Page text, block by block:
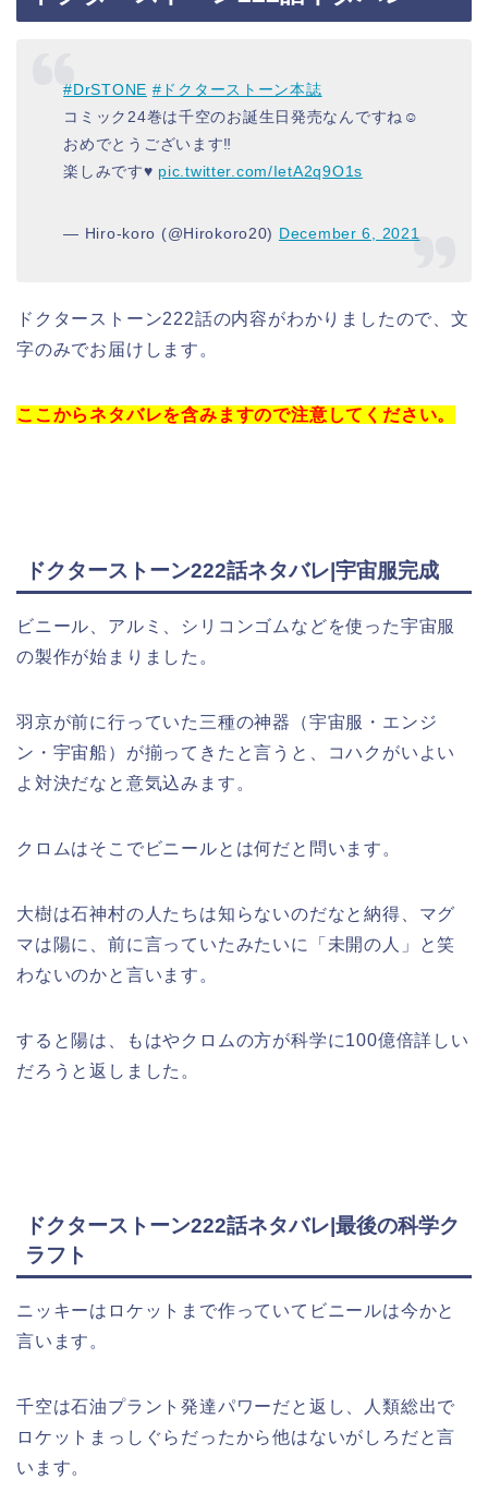
#DrSTONE #ドクターストーン本誌
コミック24巻は千空のお誕生日発売なんですね☺️
おめでとうございます‼️
楽しみです♥️ pic.twitter.com/IetA2q9O1s
— Hiro-koro (@Hirokoro20) December 6, 2021
ドクターストーン222話の内容がわかりましたので、文
字のみでお届けします。
ここからネタバレを含みますので注意してください。
ドクターストーン222話ネタバレ|宇宙服完成
ビニール、アルミ、シリコンゴムなどを使った宇宙服
の製作が始まりました。
羽京が前に行っていた三種の神器（宇宙服・エンジ
ン・宇宙船）が揃ってきたと言うと、コハクがいよい
よ対決だなと意気込みます。
クロムはそこでビニールとは何だと問います。
大樹は石神村の人たちは知らないのだなと納得、マグ
マは陽に、前に言っていたみたいに「未開の人」と笑
わないのかと言います。
すると陽は、もはやクロムの方が科学に100億倍詳しい
だろうと返しました。
ドクターストーン222話ネタバレ|最後の科学ク
ラフト
ニッキーはロケットまで作っていてビニールは今かと
言います。
千空は石油プラント発達パワーだと返し、人類総出で
ロケットまっしぐらだったから他はないがしろだと言
います。